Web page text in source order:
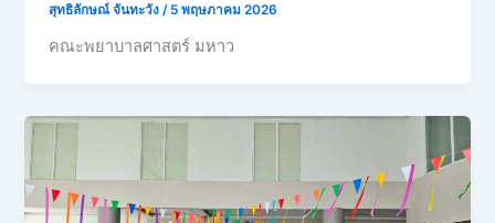
สุทธิลักษณ์ จันทะวัง/ 5 พฤษภาคม 2026
คณะพยาบาลศาสตร์ มหาว